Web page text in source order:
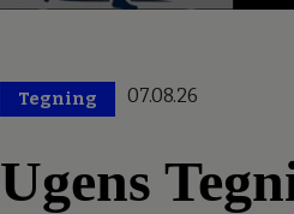
Tegning 07.08.26
Ugens